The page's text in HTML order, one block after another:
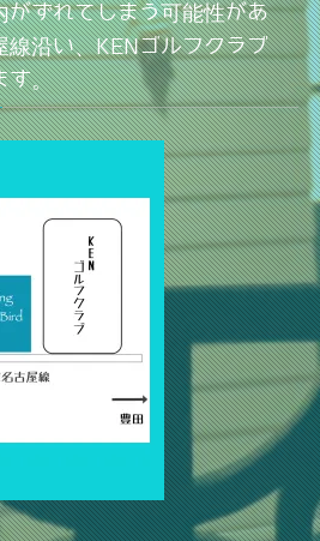
ずれてしまう可能性があ
線沿い、KENゴルフクラブ
す。